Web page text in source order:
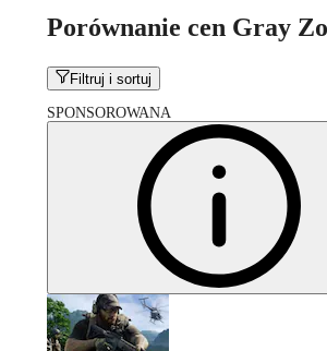
Porównanie cen Gray
Filtruj i sortuj
SPONSOROWANA